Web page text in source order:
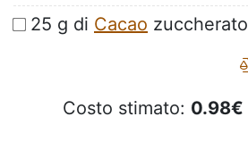
25 g di Cacao zuccherato
Costo stimato: 0.98€